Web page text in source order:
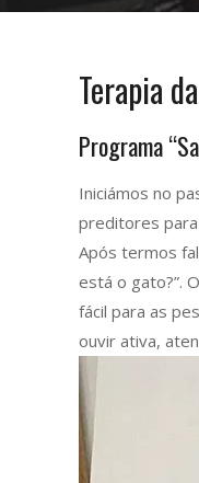
Terapia
Programa
Iniciámos no
preditores
Após termos
está o gato?”.
fácil para as
ouvir ativa,